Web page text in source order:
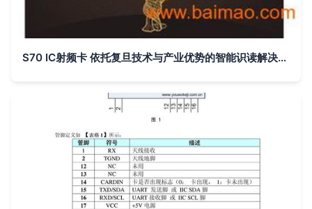
S70 IC射频卡 依托复旦技术与产业优势的智能识读解决方案